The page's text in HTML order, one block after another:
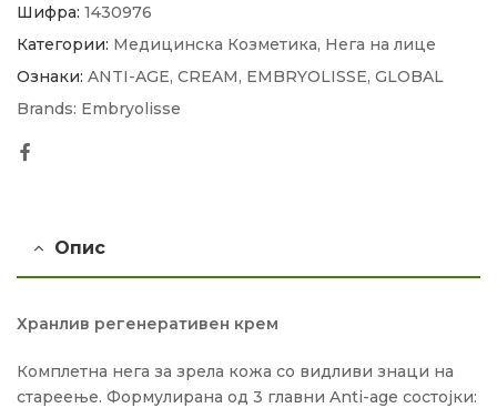
Шифра: 1430976
Категории: Медицинска Козметика, Нега на лице
Ознаки: ANTI-AGE, CREAM, EMBRYOLISSE, GLOBAL
Brands: Embryolisse
Опис
Хранлив регенеративен крем
Комплетна нега за зрела кожа со видливи знаци на
стареење. Формулирана од 3 главни Anti-age состојки: